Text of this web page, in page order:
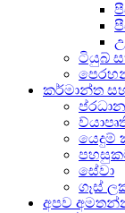
ටියුබ්
කර්මාන්ත
යෙදුම්
සේවා
ගෑස්
අපව